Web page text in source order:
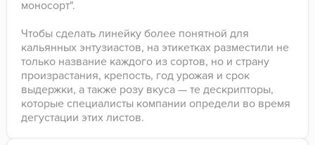
моносорт".
Чтобы сделать линейку более понятной для
кальянных энтузиастов, на этикетках разместили не
только название каждого из сортов, но и страну
произрастания, крепость, год урожая и срок
выдержки, а также розу вкуса — те дескрипторы,
которые специалисты компании определи во время
дегустации этих листов.